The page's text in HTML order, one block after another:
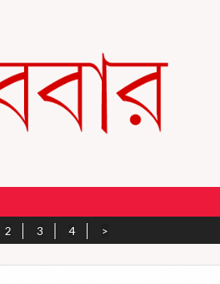
2 3 4 >